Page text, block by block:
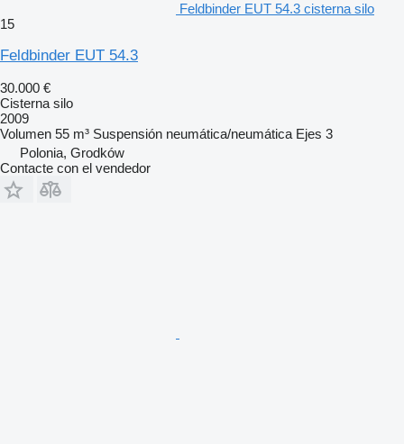
Feldbinder EUT 54.3 cisterna silo
15
Feldbinder EUT 54.3
30.000 €
Cisterna silo
2009
Volumen 55 m³ Suspensión neumática/neumática Ejes 3
Polonia, Grodków
Contacte con el vendedor